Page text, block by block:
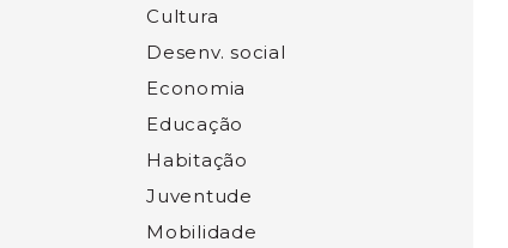
Cultura
Desenv. social
Economia
Educação
Habitação
Juventude
Mobilidade